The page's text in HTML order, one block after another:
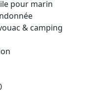
pour marin
& camping